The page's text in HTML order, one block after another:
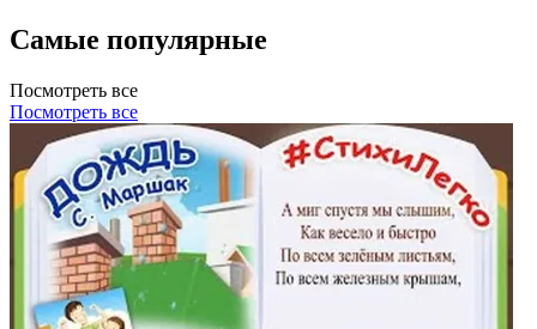
Самые популярные
Посмотреть все
Посмотреть все